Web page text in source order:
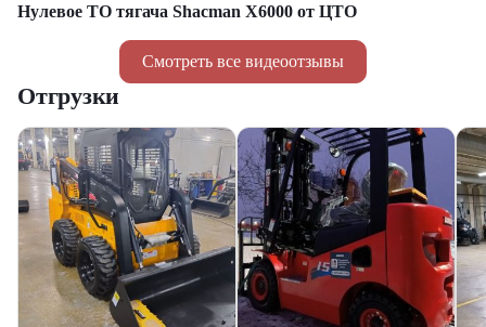
Смотреть все видеоотзывы
Нулевое ТО тягача Shacman Х6000 от ЦТО
Отгрузки